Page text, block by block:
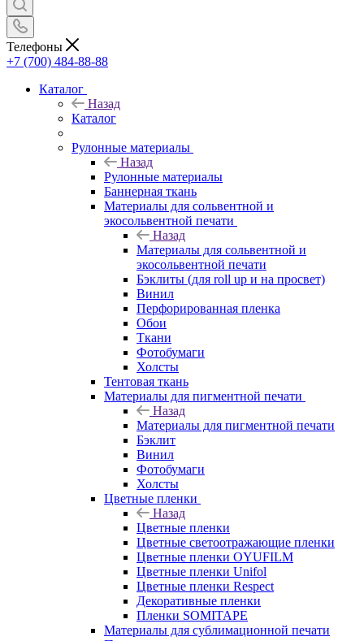
Телефоны
+7 (700) 484-88-88
Каталог
Назад
Каталог
Рулонные материалы
Назад
Рулонные материалы
Баннерная ткань
Материалы для сольвентной и
экосольвентной печати
Назад
Материалы для сольвентной и
экосольвентной печати
Бэклиты (для roll up и на просвет)
Винил
Перфорированная пленка
Обои
Ткани
Фотобумаги
Холсты
Тентовая ткань
Материалы для пигментной печати
Назад
Материалы для пигментной печати
Бэклит
Винил
Фотобумаги
Холсты
Цветные пленки
Назад
Цветные пленки
Цветные светоотражающие пленки
Цветные пленки OYUFILM
Цветные пленки Unifol
Цветные пленки Respect
Декоративные пленки
Пленки SOMITAPE
Материалы для сублимационной печати